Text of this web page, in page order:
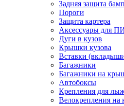
Задняя защита
Пороги
Защита картера
Аксессуары для
Дуги в кузов
Крышки кузова
Вставки
Багажники
Багажники на
Автобоксы
Крепления для
Велокрепления